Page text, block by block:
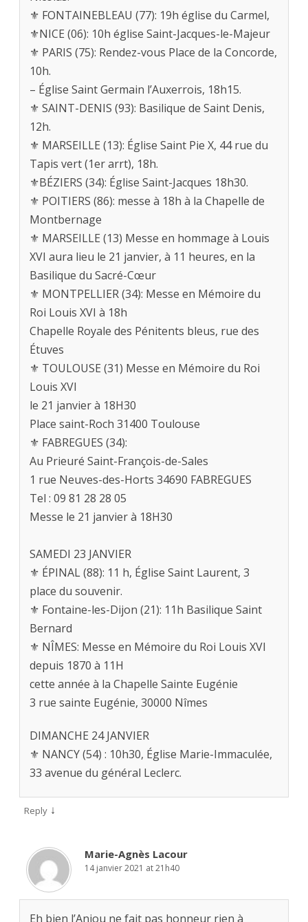
⚜ FONTAINEBLEAU (77): 19h église du Carmel,
⚜NICE (06): 10h église Saint-Jacques-le-Majeur
⚜ PARIS (75): Rendez-vous Place de la Concorde,
10h.
– Église Saint Germain l’Auxerrois, 18h15.
⚜ SAINT-DENIS (93): Basilique de Saint Denis,
12h.
⚜ MARSEILLE (13): Église Saint Pie X, 44 rue du
Tapis vert (1er arrt), 18h.
⚜BÉZIERS (34): Église Saint-Jacques 18h30.
⚜ POITIERS (86): messe à 18h à la Chapelle de
Montbernage
⚜ MARSEILLE (13) Messe en hommage à Louis
XVI aura lieu le 21 janvier, à 11 heures, en la
Basilique du Sacré-Cœur
⚜ MONTPELLIER (34): Messe en Mémoire du
Roi Louis XVI à 18h
Chapelle Royale des Pénitents bleus, rue des
Étuves
⚜ TOULOUSE (31) Messe en Mémoire du Roi
Louis XVI
le 21 janvier à 18H30
Place saint-Roch 31400 Toulouse
⚜ FABREGUES (34):
Au Prieuré Saint-François-de-Sales
1 rue Neuves-des-Horts 34690 FABREGUES
Tel : 09 81 28 28 05
Messe le 21 janvier à 18H30
SAMEDI 23 JANVIER
⚜ ÉPINAL (88): 11 h, Église Saint Laurent, 3
place du souvenir.
⚜ Fontaine-les-Dijon (21): 11h Basilique Saint
Bernard
⚜ NÎMES: Messe en Mémoire du Roi Louis XVI
depuis 1870 à 11H
cette année à la Chapelle Sainte Eugénie
3 rue sainte Eugénie, 30000 Nîmes
DIMANCHE 24 JANVIER
⚜ NANCY (54) : 10h30, Église Marie-Immaculée,
33 avenue du général Leclerc.
Reply ↓
Marie-Agnès Lacour
14 janvier 2021 at 21h40
Eh bien l’Anjou ne fait pas honneur rien à